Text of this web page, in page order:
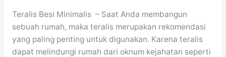
Teralis Besi Minimalis – Saat Anda membangun
sebuah rumah, maka teralis merupakan rekomendasi
yang paling penting untuk digunakan. Karena teralis
dapat melindungi rumah dari oknum kejahatan seperti